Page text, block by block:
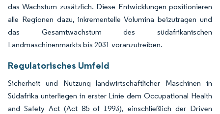
das Wachstum zusätzlich. Diese Entwicklungen positionieren
alle Regionen dazu, inkrementelle Volumina beizutragen und
das Gesamtwachstum des südafrikanischen
Landmaschinenmarkts bis 2031 voranzutreiben.
Regulatorisches Umfeld
Sicherheit und Nutzung landwirtschaftlicher Maschinen in
Südafrika unterliegen in erster Linie dem Occupational Health
and Safety Act (Act 85 of 1993), einschließlich der Driven